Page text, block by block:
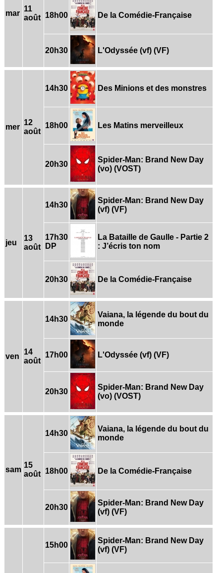
mar
11
août 18h00 De la Comédie-Française
20h30 L'Odyssée (vf) (VF)
mer
12
août
14h30 Des Minions et des monstres
18h00 Les Matins merveilleux
20h30
Spider-Man: Brand New Day
(vo) (VOST)
jeu
13
août
14h30
Spider-Man: Brand New Day
(vf) (VF)
17h30
DP
La Bataille de Gaulle - Partie 2
: J’écris ton nom
20h30 De la Comédie-Française
ven
14
août
14h30
Vaiana, la légende du bout du
monde
17h00 L'Odyssée (vf) (VF)
20h30
Spider-Man: Brand New Day
(vo) (VOST)
sam
15
août
14h30
Vaiana, la légende du bout du
monde
18h00 De la Comédie-Française
20h30
Spider-Man: Brand New Day
(vf) (VF)
15h00
Spider-Man: Brand New Day
(vf) (VF)